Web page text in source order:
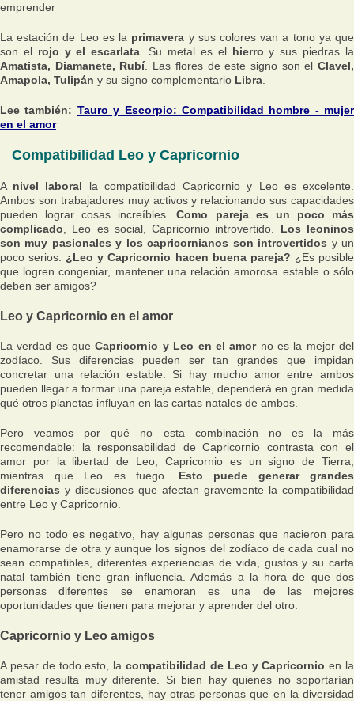
emprender
La estación de Leo es la primavera y sus colores van a tono ya que
son el rojo y el escarlata . Su metal es el hierro y sus piedras la
Amatista, Diamanete, Rubí. Las flores de este signo son elClavel,
Amapola, Tulipán y su signo complementario Libra
Lee también: Tauro y Escorpio: Compatibilidad hombre - mujer
en el amor
Compatibilidad Leo y Capricornio
A nivel laboral la compatibilidad Capricornio y Leo es excelente.
Ambos son trabajadores muy activos y relacionando sus capacidades
pueden lograr cosas increíbles.Como pareja es un poco más
complicado , Leo es social, Capricornio introvertido. Los leoninos
son muy pasionales y los capricornianos son introvertidos y un
poco serios. ¿Leo y Capricornio hacen buena pareja? ¿Es posible
que logren congeniar, mantener una relación amorosa estable o sólo
deben ser amigos?
Leo y Capricornio en el amor
La verdad es queCapricornio y Leo en el amorno es la mejor del
zodíaco. Sus diferencias pueden ser tan grandes que impidan
concretar una relación estable. Si hay mucho amor entre ambos
pueden llegar a formar una pareja estable, dependerá en gran medida
qué otros planetas influyan en las cartas natales de ambos.
Pero veamos por qué no esta combinación no es la más
recomendable: la responsabilidad de Capricornio contrasta con el
amor por la libertad de Leo, Capricornio es un signo de Tierra,
mientras que Leo es fuego. Esto puede generar grandes
diferencias y discusiones que afectan gravemente la compatibilidad
entre Leo y Capricornio.
Pero no todo es negativo, hay algunas personas que nacieron para
enamorarse de otra y aunque los signos del zodíaco de cada cual no
sean compatibles, diferentes experiencias de vida, gustos y su carta
natal también tiene gran influencia. Además a la hora de que dos
personas diferentes se enamoran es una de las mejores
oportunidades que tienen para mejorar y aprender del otro.
Capricornio y Leo amigos
A pesar de todo esto, la compatibilidad de Leo y Capricornio en la
amistad resulta muy diferente. Si bien hay quienes no soportarían
tener amigos tan diferentes, hay otras personas que en la diversidad